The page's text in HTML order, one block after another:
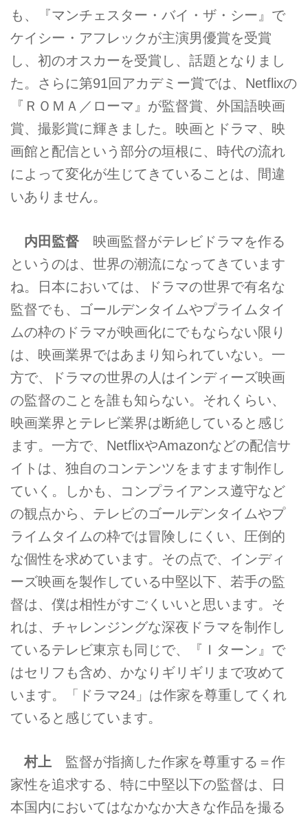
も、『マンチェスター・バイ・ザ・シー』で
ケイシー・アフレックが主演男優賞を受賞
し、初のオスカーを受賞し、話題となりまし
た。さらに第91回アカデミー賞では、Netflixの
『ＲＯＭＡ／ローマ』が監督賞、外国語映画
賞、撮影賞に輝きました。映画とドラマ、映
画館と配信という部分の垣根に、時代の流れ
によって変化が生じてきていることは、間違
いありません。
内田監督 映画監督がテレビドラマを作る
というのは、世界の潮流になってきています
ね。日本においては、ドラマの世界で有名な
監督でも、ゴールデンタイムやプライムタイ
ムの枠のドラマが映画化にでもならない限り
は、映画業界ではあまり知られていない。一
方で、ドラマの世界の人はインディーズ映画
の監督のことを誰も知らない。それくらい、
映画業界とテレビ業界は断絶していると感じ
ます。一方で、NetflixやAmazonなどの配信サ
イトは、独自のコンテンツをますます制作し
ていく。しかも、コンプライアンス遵守など
の観点から、テレビのゴールデンタイムやプ
ライムタイムの枠では冒険しにくい、圧倒的
な個性を求めています。その点で、インディ
ーズ映画を製作している中堅以下、若手の監
督は、僕は相性がすごくいいと思います。そ
れは、チャレンジングな深夜ドラマを制作し
ているテレビ東京も同じで、『Ｉターン』で
はセリフも含め、かなりギリギリまで攻めて
います。「ドラマ24」は作家を尊重してくれ
ていると感じています。
村上 監督が指摘した作家を尊重する＝作
家性を追求する、特に中堅以下の監督は、日
本国内においてはなかなか大きな作品を撮る